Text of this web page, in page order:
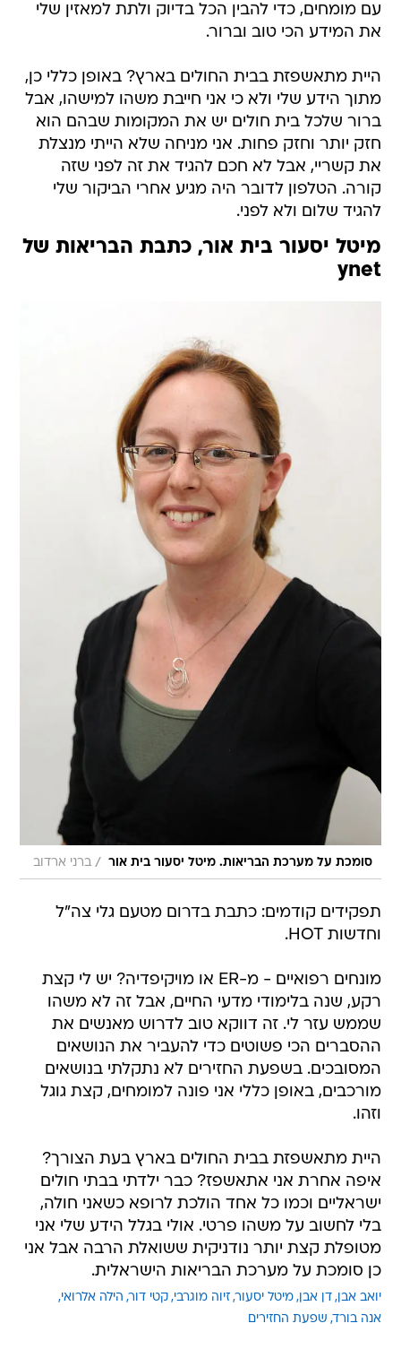
עם מומחים, כדי להבין הכל בדיוק ולתת למאזין שלי
את המידע הכי טוב וברור.
היית מתאשפזת בבית החולים בארץ? באופן כללי כן,
מתוך הידע שלי ולא כי אני חייבת משהו למישהו, אבל
ברור שלכל בית חולים יש את המקומות שבהם הוא
חזק יותר וחזק פחות. אני מניחה שלא הייתי מנצלת
את קשריי, אבל לא חכם להגיד את זה לפני שזה
קורה. הטלפון לדובר היה מגיע אחרי הביקור שלי
להגיד שלום ולא לפני.
מיטל יסעור בית אור, כתבת הבריאות של
ynet
סומכת על מערכת הבריאות. מיטל יסעור בית אור / ברני ארדוב
תפקידים קודמים: כתבת בדרום מטעם גלי צה"ל
וחדשות HOT.
מונחים רפואיים - מ-ER או מויקיפדיה? יש לי קצת
רקע, שנה בלימודי מדעי החיים, אבל זה לא משהו
שממש עזר לי. זה דווקא טוב לדרוש מאנשים את
ההסברים הכי פשוטים כדי להעביר את הנושאים
המסובכים. בשפעת החזירים לא נתקלתי בנושאים
מורכבים, באופן כללי אני פונה למומחים, קצת גוגל
וזהו.
היית מתאשפזת בבית החולים בארץ בעת הצורך?
איפה אחרת אני אתאשפז? כבר ילדתי בבתי חולים
ישראליים וכמו כל אחד הולכת לרופא כשאני חולה,
בלי לחשוב על משהו פרטי. אולי בגלל הידע שלי אני
מטופלת קצת יותר נודניקית ששואלת הרבה אבל אני
כן סומכת על מערכת הבריאות הישראלית.
יואב אבן דן אבן מיטל יסעור זיוה מוגרבי קטי דור הילה אלרואי
אנה בורד שפעת החזירים